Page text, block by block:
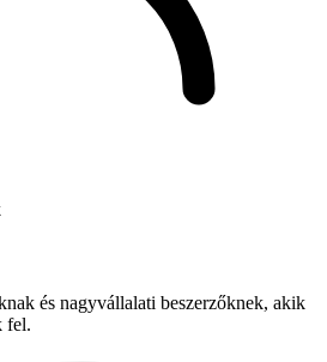
és nagyvállalati beszerzőknek, akik
fel.